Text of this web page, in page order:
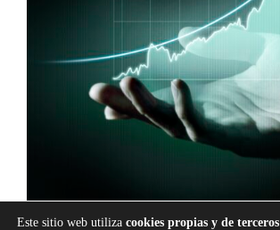
Este sitio web utiliza cookies propias y de terceros